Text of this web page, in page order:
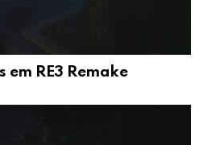
em RE3 Remake